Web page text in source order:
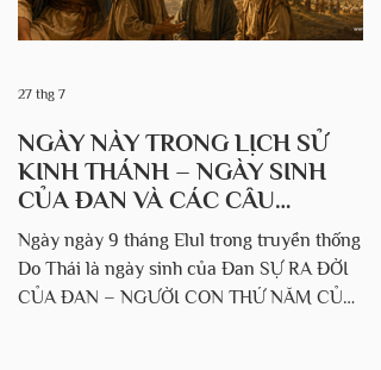
NGÀY NÀY TRONG LỊCH SỬ
KINH THÁNH – NGÀY SINH
CỦA ĐAN VÀ CÁC CÂU
CHUYỆN THUỘC LINH XUNG
QUANH.
Ngày ngày 9 tháng Elul trong truyền thống
Do Thái là ngày sinh của Đan SỰ RA ĐỜI
CỦA ĐAN – NGƯỜI CON THỨ NĂM CỦA
27 thg 7